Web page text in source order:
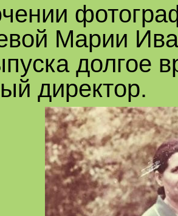
Марии
долгое
директор.